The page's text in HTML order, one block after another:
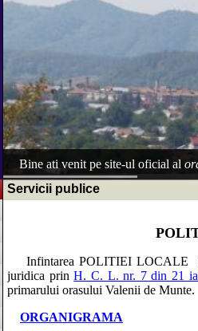
Bine ati venit pe site-ul oficial al
Servicii publice
Infintarea POLITIEI LOCALE a
juridica prinH. C. L. nr. 7 din 21
primarului orasului Valenii de Munte.
ORGANIGRAMA